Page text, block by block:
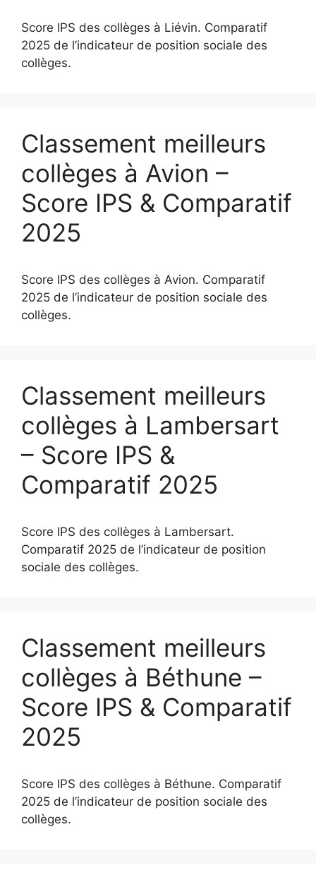
Score IPS des collèges à Liévin. Comparatif
2025 de l’indicateur de position sociale des
collèges.
Classement meilleurs
collèges à Avion –
Score IPS & Comparatif
2025
Score IPS des collèges à Avion. Comparatif
2025 de l’indicateur de position sociale des
collèges.
Classement meilleurs
collèges à Lambersart
– Score IPS &
Comparatif 2025
Score IPS des collèges à Lambersart.
Comparatif 2025 de l’indicateur de position
sociale des collèges.
Classement meilleurs
collèges à Béthune –
Score IPS & Comparatif
2025
Score IPS des collèges à Béthune. Comparatif
2025 de l’indicateur de position sociale des
collèges.